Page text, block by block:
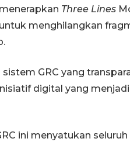
Three Lines
menghilangkan
GRC yang
digital yang
ini menyatukan